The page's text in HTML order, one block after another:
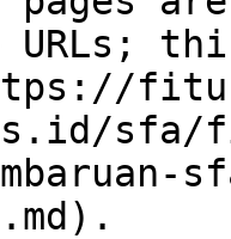
URLs;
sfa/